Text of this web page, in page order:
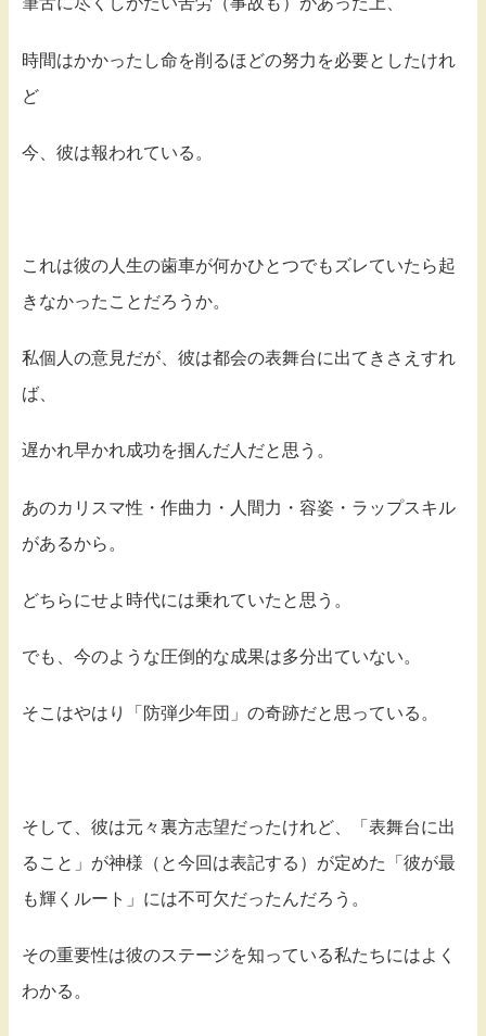
時間はかかったし命を削るほどの努力を必要としたけれ
ど
今、彼は報われている。
これは彼の人生の歯車が何かひとつでもズレていたら起
きなかったことだろうか。
私個人の意見だが、彼は都会の表舞台に出てきさえすれ
ば、
遅かれ早かれ成功を掴んだ人だと思う。
あのカリスマ性・作曲力・人間力・容姿・ラップスキル
があるから。
どちらにせよ時代には乗れていたと思う。
でも、今のような圧倒的な成果は多分出ていない。
そこはやはり「防弾少年団」の奇跡だと思っている。
そして、彼は元々裏方志望だったけれど、「表舞台に出
ること」が神様（と今回は表記する）が定めた「彼が最
も輝くルート」には不可欠だったんだろう。
その重要性は彼のステージを知っている私たちにはよく
わかる。